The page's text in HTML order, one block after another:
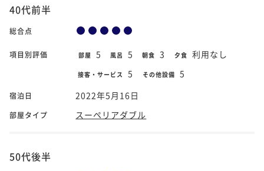
40代前半
総合点
項目別評価 部屋 5 風呂 5 朝食 3 夕食 利用なし
接客・サービス 5 その他設備 5
宿泊日 2022年5月16日
部屋タイプ スーペリアダブル
50代後半